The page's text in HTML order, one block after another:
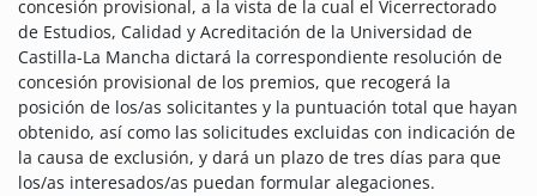
concesión provisional, a la vista de la cual el Vicerrectorado
de Estudios, Calidad y Acreditación de la Universidad de
Castilla-La Mancha dictará la correspondiente resolución de
concesión provisional de los premios, que recogerá la
posición de los/as solicitantes y la puntuación total que hayan
obtenido, así como las solicitudes excluidas con indicación de
la causa de exclusión, y dará un plazo de tres días para que
los/as interesados/as puedan formular alegaciones.